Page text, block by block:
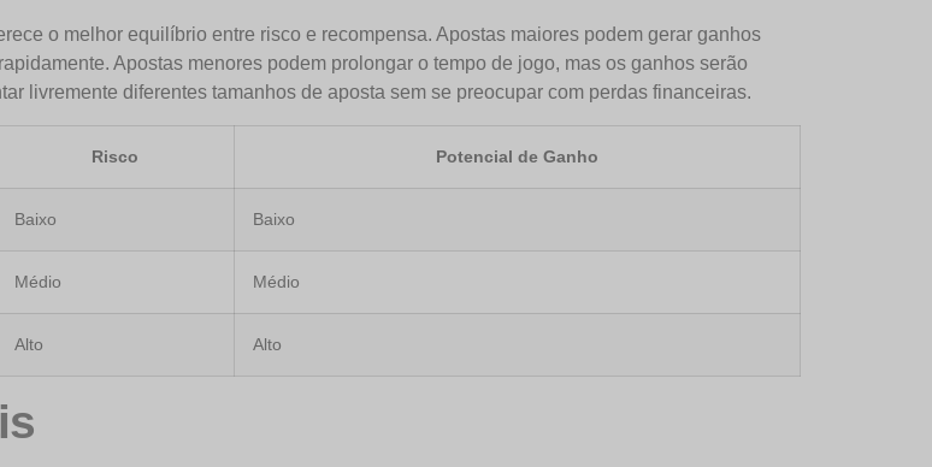
o melhor equilíbrio entre risco e recompensa. Apostas maiores podem gerar ganhos
Apostas menores podem prolongar o tempo de jogo, mas os ganhos serão
livremente diferentes tamanhos de aposta sem se preocupar com perdas financeiras.
Risco Potencial de Ganho
Baixo Baixo
Médio Médio
Alto Alto